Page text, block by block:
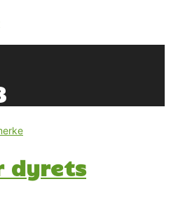
dyrets